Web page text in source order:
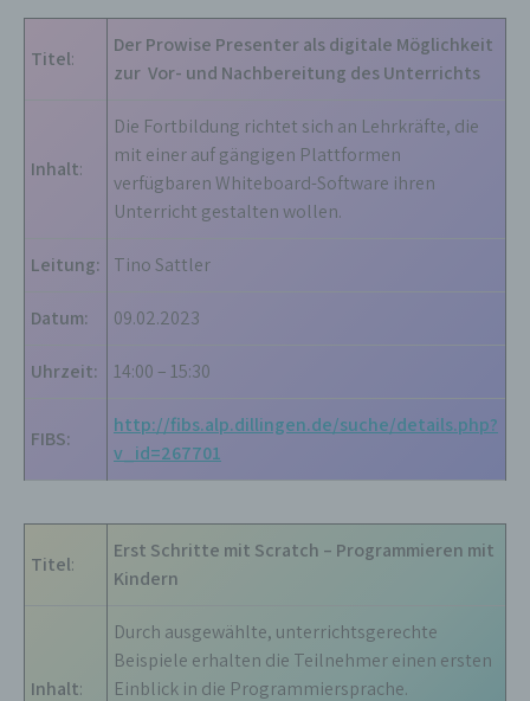
Titel:
Der Prowise Presenter als digitale Möglichkeit
zur Vor- und Nachbereitung des Unterrichts
Inhalt:
Die Fortbildung richtet sich an Lehrkräfte, die
mit einer auf gängigen Plattformen
verfügbaren Whiteboard-Software ihren
Unterricht gestalten wollen.
Leitung: Tino Sattler
Datum: 09.02.2023
Uhrzeit: 14:00 – 15:30
FIBS:
http://fibs.alp.dillingen.de/suche/details.php?
v_id=267701
Titel:
Erst Schritte mit Scratch – Programmieren mit
Kindern
Inhalt:
Durch ausgewählte, unterrichtsgerechte
Beispiele erhalten die Teilnehmer einen ersten
Einblick in die Programmiersprache.